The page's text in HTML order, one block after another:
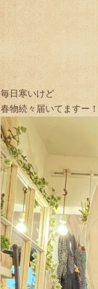
毎日寒いけど
春物続々届いてますー！